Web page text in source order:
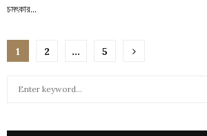
চমৎকার...
Posts
1 2 … 5